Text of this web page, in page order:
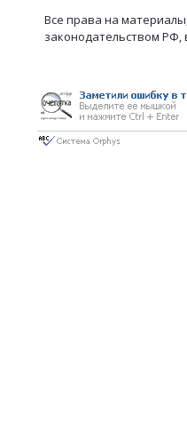
Все права на
законодательством РФ,